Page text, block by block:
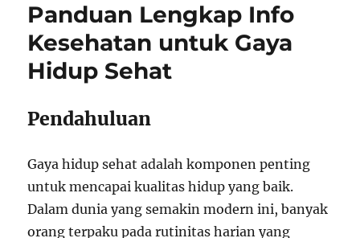
Panduan Lengkap Info
Kesehatan untuk Gaya
Hidup Sehat
Pendahuluan
Gaya hidup sehat adalah komponen penting
untuk mencapai kualitas hidup yang baik.
Dalam dunia yang semakin modern ini, banyak
orang terpaku pada rutinitas harian yang